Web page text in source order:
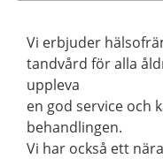
Vi erbjuder
tandvård för alla
uppleva
en god service och
behandlingen.
Vi har också ett